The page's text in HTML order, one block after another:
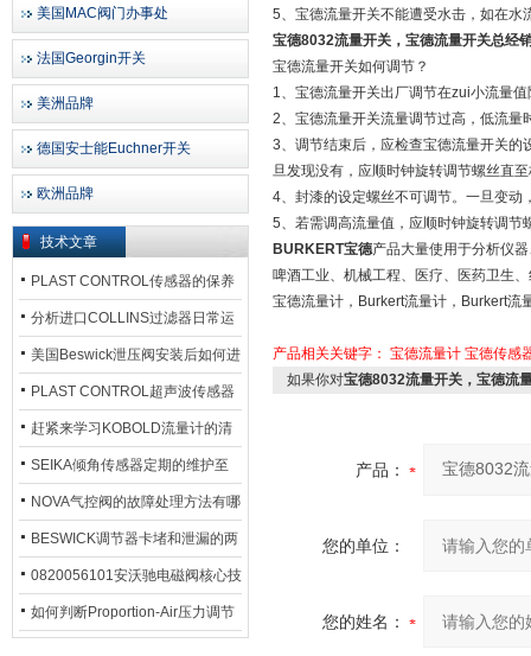
美国MAC阀门办事处
法国Georgin开关
美洲品牌
德国安士能Euchner开关
欧洲品牌
技术文章
PLAST CONTROL传感器的保养
方法
分析进口COLLINS过滤器日常运
行排污步骤
美国Beswick泄压阀安装后如何进
行调试?
PLAST CONTROL超声波传感器
工作原理了解吗？
赶紧来学习KOBOLD流量计的清
洗流程吧
SEIKA倾角传感器定期的维护至
关重要
NOVA气控阀的故障处理方法有哪
些？
BESWICK调节器卡堵和泄漏的两
大问题解决措施
0820056101安沃驰电磁阀核心技
术参数
如何判断Proportion-Air压力调节
5、宝德流量开关不能遭受水击，如在水
宝德8032流量开关，宝德流量开关总经
宝德流量开关如何调节？
1、宝德流量开关出厂调节在zui小流量
2、宝德流量开关流量调节过高，低流量
3、调节结束后，应检查宝德流量开关的
旦发现没有，应顺时钟旋转调节螺丝直
4、封漆的设定螺丝不可调节。一旦变动
5、若需调高流量值，应顺时钟旋转调节
BURKERT宝德产品大量使用于分析仪
啤酒工业、机械工程、医疗、医药卫生
宝德流量计，Burkert流量计，Burkert流
产品相关关键字： 宝德流量计 宝德传感
如果你对宝德8032流量开关，宝德流
产品：
您的单位：
您的姓名：